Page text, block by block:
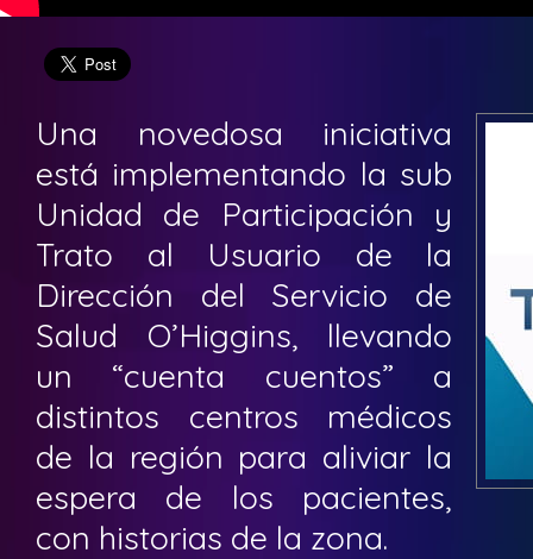
Una novedosa iniciativa
está implementando la sub
Unidad de Participación y
Trato al Usuario de la
Dirección del Servicio de
Salud O’Higgins, llevando
un “cuenta cuentos” a
distintos centros médicos
de la región para aliviar la
espera de los pacientes,
con historias de la zona.